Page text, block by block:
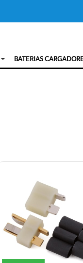
BATERIAS